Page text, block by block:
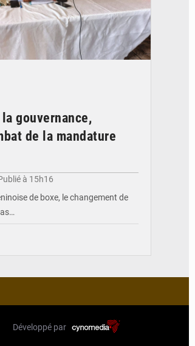
la gouvernance,
de la mandature
à 15h16
de boxe, le changement de
Développé par